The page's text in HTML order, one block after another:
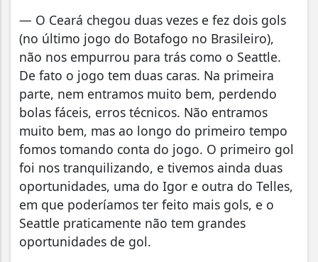
— O Ceará chegou duas vezes e fez dois gols
(no último jogo do Botafogo no Brasileiro),
não nos empurrou para trás como o Seattle.
De fato o jogo tem duas caras. Na primeira
parte, nem entramos muito bem, perdendo
bolas fáceis, erros técnicos. Não entramos
muito bem, mas ao longo do primeiro tempo
fomos tomando conta do jogo. O primeiro gol
foi nos tranquilizando, e tivemos ainda duas
oportunidades, uma do Igor e outra do Telles,
em que poderíamos ter feito mais gols, e o
Seattle praticamente não tem grandes
oportunidades de gol.